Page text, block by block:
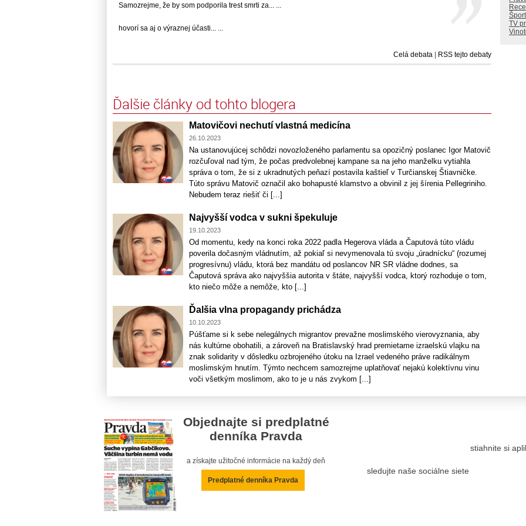
Samozrejme, že by som podporila trest smrti za... ...
hovorí sa aj o výraznej účasti... ...
Celá debata RSS tejto debaty
Ďalšie články od tohto blogera
Matovičovi nechutí vlastná medicína
26.10.2023
Na ustanovujúcej schôdzi novozloženého parlamentu sa opozičný poslanec Igor Matovič
rozčuľoval nad tým, že počas predvolebnej kampane sa na jeho manželku vytiahla
správa o tom, že si z ukradnutých peňazí postavila kaštieľ v Turčianskej Štiavničke.
Túto správu Matovič označil ako bohapusté klamstvo a obvinil z jej šírenia Pellegriniho.
Nebudem teraz riešiť či [...]
Najvyšší vodca v sukni špekuluje
19.10.2023
Od momentu, kedy na konci roka 2022 padla Hegerova vláda a Čaputová túto vládu
poverila dočasným vládnutím, až pokiaľ si nevymenovala tú svoju „úradnícku“ (rozumej
progresívnu) vládu, ktorá bez mandátu od poslancov NR SR vládne dodnes, sa
Čaputová správa ako najvyššia autorita v štáte, najvyšší vodca, ktorý rozhoduje o tom,
kto niečo môže a nemôže, kto [...]
Ďalšia vlna propagandy prichádza
10.10.2023
Púšťame si k sebe nelegálnych migrantov prevažne moslimského vierovyznania, aby
nás kultúrne obohatili, a zároveň na Bratislavský hrad premietame izraelskú vlajku na
znak solidarity v dôsledku ozbrojeného útoku na Izrael vedeného práve radikálnym
moslimským hnutím. Týmto nechcem samozrejme uplatňovať nejakú kolektívnu vinu
voči všetkým moslimom, ako to je u nás zvykom [...]
Šport
TV
Objednajte si predplatné
denníka Pravda
a získajte užitočné informácie na každý deň
Predplatné denníka Pravda
sledujte naše sociálne siete
stiahnite si